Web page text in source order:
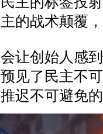
的战术颠覆
让创始人感
见了民主不
迟不可避免的